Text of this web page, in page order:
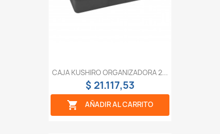
CAJA KUSHIRO ORGANIZADORA 2...
$ 21.117,53
 AÑADIR AL CARRITO